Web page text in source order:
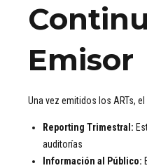
Emisor
Una vez emitidos los ARTs,
Reporting Trimestral:
auditorías
Información al Público: